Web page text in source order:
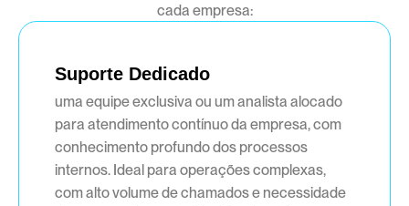
cada empresa:
Suporte Dedicado
uma equipe exclusiva ou um analista alocado
para atendimento contínuo da empresa, com
conhecimento profundo dos processos
internos. Ideal para operações complexas,
com alto volume de chamados e necessidade